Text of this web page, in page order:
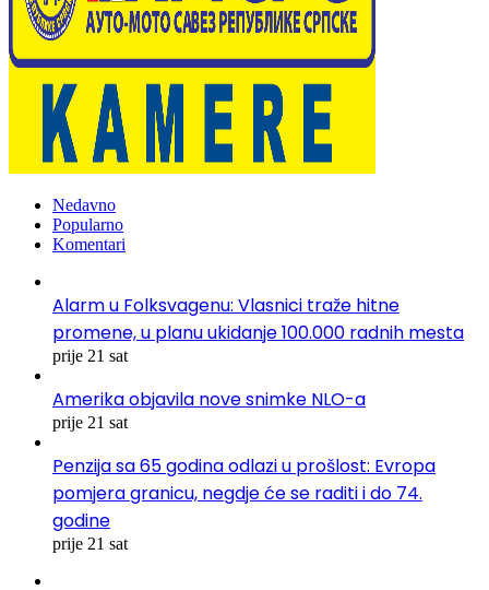
Nedavno
Popularno
Komentari
Alarm u Folksvagenu: Vlasnici traže hitne
promene, u planu ukidanje 100.000 radnih mesta
prije 21 sat
Amerika objavila nove snimke NLO-a
prije 21 sat
Penzija sa 65 godina odlazi u prošlost: Evropa
pomjera granicu, negdje će se raditi i do 74.
godine
prije 21 sat